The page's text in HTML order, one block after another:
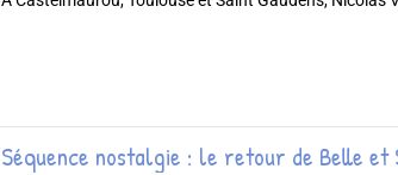
Séquence nostalgie : le retour de Belle et